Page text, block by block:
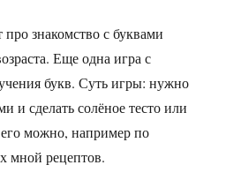
знакомство с буквами
Еще одна игра с
букв. Суть игры: нужно
и сделать солёное тесто или
его можно, например по
мной рецептов.